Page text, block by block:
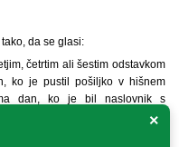
da se glasi:
četrtim ali šestim odstavkom
ko je pustil pošiljko v hišnem
dan, ko je bil naslovnik s
×